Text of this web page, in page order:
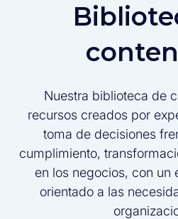
Nuestra biblioteca de
recursos creados por
toma de decisiones
cumplimiento,
en los negocios, con un
orientado a las